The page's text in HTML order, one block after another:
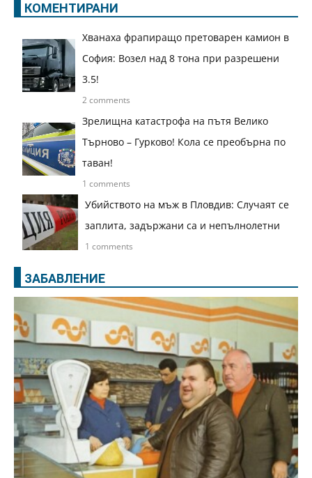
КОМЕНТИРАНИ
Хванаха фрапиращо претоварен камион в
София: Возел над 8 тона при разрешени
3.5!
2 comments
Зрелищна катастрофа на пътя Велико
Търново – Гурково! Кола се преобърна по
таван!
1 comments
Убийството на мъж в Пловдив: Случаят се
заплита, задържани са и непълнолетни
1 comments
ЗАБАВЛЕНИЕ